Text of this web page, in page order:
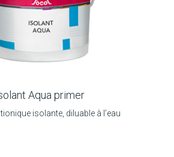
Aqua primer
isolante, diluable à l’eau